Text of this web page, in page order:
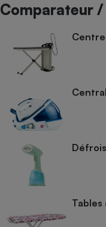
Comparateur
Tables